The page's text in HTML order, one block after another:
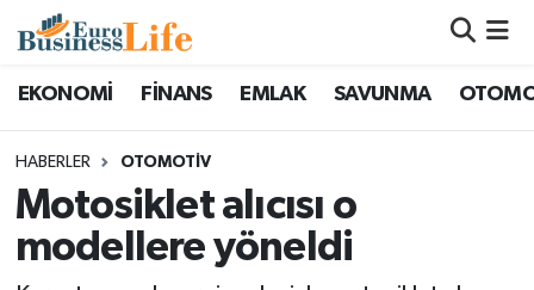
EKONOMİ FİNANS EMLAK SAVUNMA
HABERLER OTOMOTİV
Motosiklet alıcısı o
modellere yöneldi
Nöbetçi Eczaneler
Hava Durumu
Namaz Vakitleri